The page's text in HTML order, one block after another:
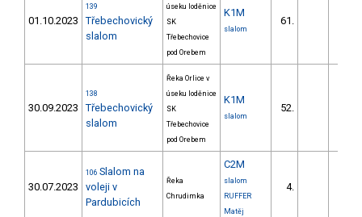
01.10.2023
139
Třebechovický
slalom
úseku loděnice
SK
Třebechovice
pod Orebem
K1M
slalom
61.
30.09.2023
138
Třebechovický
slalom
Řeka Orlice v
úseku loděnice
SK
Třebechovice
pod Orebem
K1M
slalom
52.
30.07.2023
106 Slalom na
voleji v
Pardubicích
Řeka
Chrudimka
C2M
slalom
RUFFER
Matěj
4.